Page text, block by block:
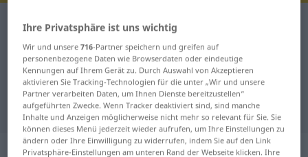
Französisch-Deutsch Wörterbuch
Französisch-Deutsch Übersetzung
für "proclamer"
"proclamer" Deutsch Übersetzung
„proclamer“: verbe transitif
Ihre Privatsphäre ist uns wichtig
Wir und unsere716-Partner speichern und greifen auf
personenbezogene Daten wie Browserdaten oder eindeutige
Kennungen auf Ihrem Gerät zu. Durch Auswahl von Akzeptieren
aktivieren Sie Tracking-Technologien für die unter „Wir und unsere
Partner verarbeiten Daten, um Ihnen Dienste bereitzustellen“
aufgeführten Zwecke. Wenn Tracker deaktiviert sind, sind manche
Inhalte und Anzeigen möglicherweise nicht mehr so relevant für Sie. Sie
können dieses Menü jederzeit wieder aufrufen, um Ihre Einstellungen zu
ändern oder Ihre Einwilligung zu widerrufen, indem Sie auf den Link
Privatsphäre-Einstellungen am unteren Rand der Webseite klicken. Ihre